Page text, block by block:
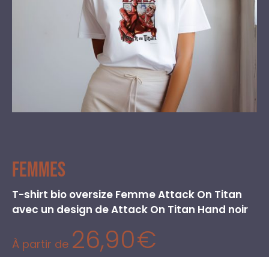
Femmes
T-shirt bio oversize Femme Attack On Titan
avec un design de Attack On Titan Hand noir
À partir de 26,90€